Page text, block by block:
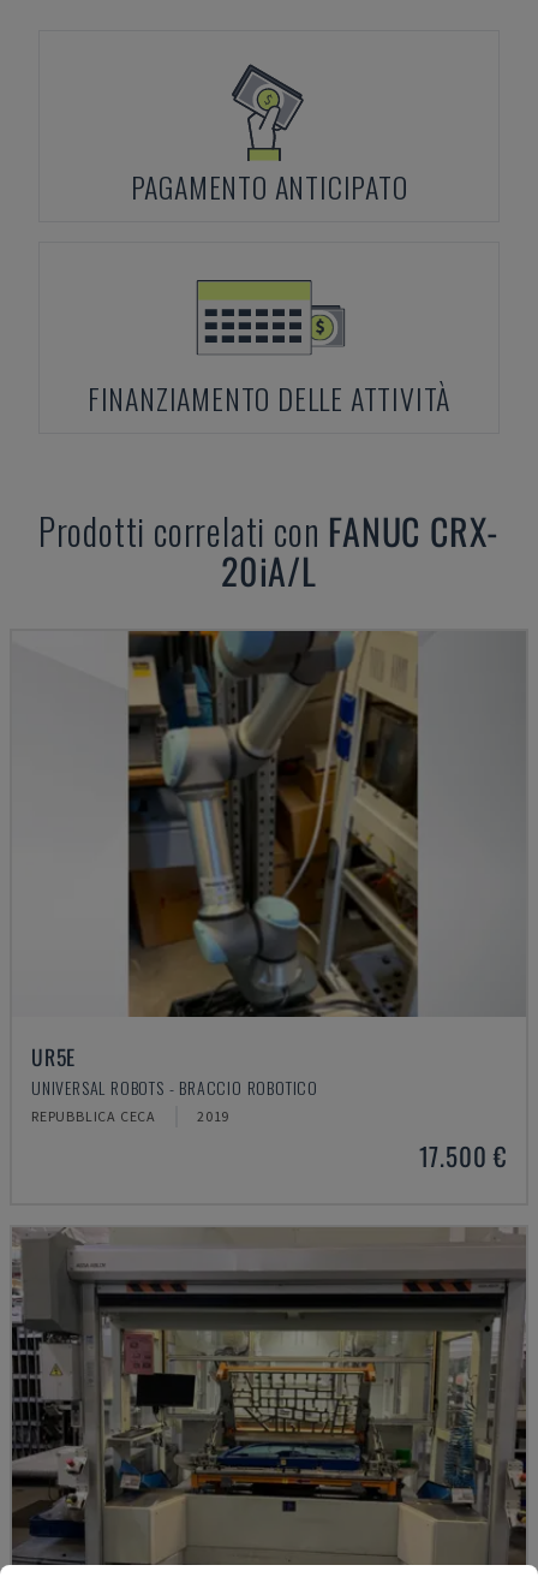
PAGAMENTO ANTICIPATO
FINANZIAMENTO DELLE ATTIVITÀ
Prodotti correlati con FANUC CRX-
20iA/L
UR5E
UNIVERSAL ROBOTS - BRACCIO ROBOTICO
REPUBBLICA CECA 2019
17.500 €